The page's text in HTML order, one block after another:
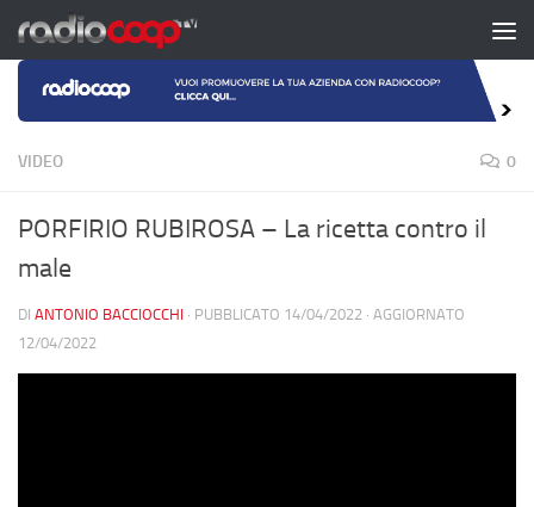
Salta al contenuto
VIDEO 0
PORFIRIO RUBIROSA – La ricetta contro il
male
DI ANTONIO BACCIOCCHI · PUBBLICATO 14/04/2022 · AGGIORNATO
12/04/2022